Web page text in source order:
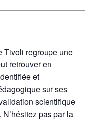
Tivoli regroupe une
retrouver en
et
sur ses
scientifique
pas par la